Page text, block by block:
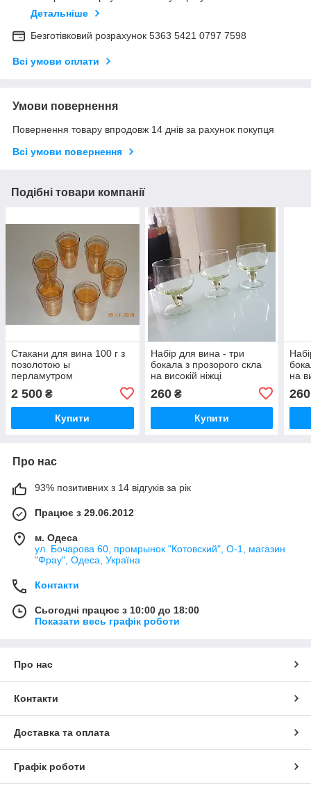
Детальніше
Безготівковий розрахунок 5363 5421 0797 7598
Всі умови оплати
Умови повернення
Повернення товару впродовж 14 днів за рахунок покупця
Всі умови повернення
Подібні товари компанії
Стакани для вина 100 г з
позолотою ы
перламутром
2 500 ₴
Купити
Набір для вина - три
бокала з прозорого скла
на високій ніжці
260₴
Купити
на
260
Про нас
93% позитивних з 14 відгуків за рік
Працює з 29.06.2012
м. Одеса
ул. Бочарова 60, промрынок "Котовский", О-1, магазин
"Фрау", Одеса, Україна
Контакти
Сьогодні працює з 10:00 до 18:00
Показати весь графік роботи
Про нас
Контакти
Доставка та оплата
Графік роботи